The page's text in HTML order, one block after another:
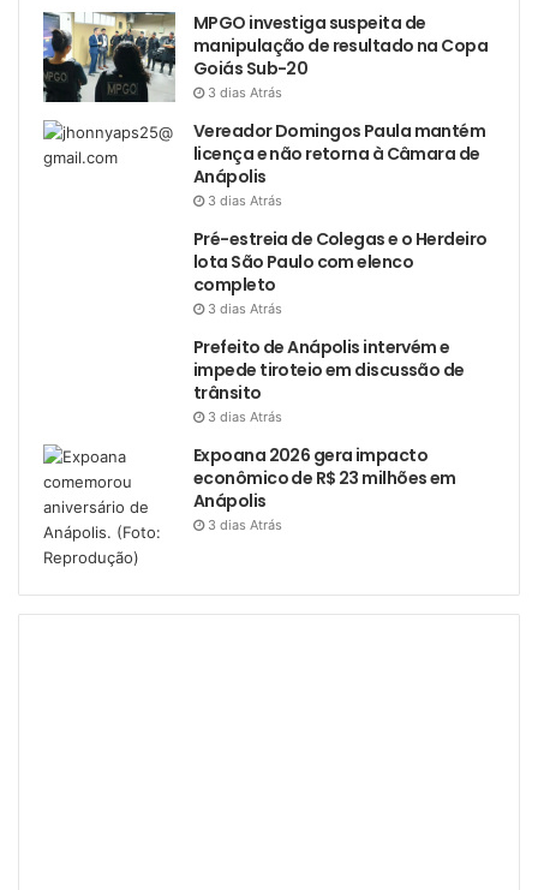
MPGO investiga suspeita de
manipulação de resultado na Copa
Goiás Sub-20
3 dias Atrás
Vereador Domingos Paula mantém
licença e não retorna à Câmara de
Anápolis
3 dias Atrás
Pré-estreia de Colegas e o Herdeiro
lota São Paulo com elenco
completo
3 dias Atrás
Prefeito de Anápolis intervém e
impede tiroteio em discussão de
trânsito
3 dias Atrás
Expoana 2026 gera impacto
econômico de R$ 23 milhões em
Anápolis
3 dias Atrás